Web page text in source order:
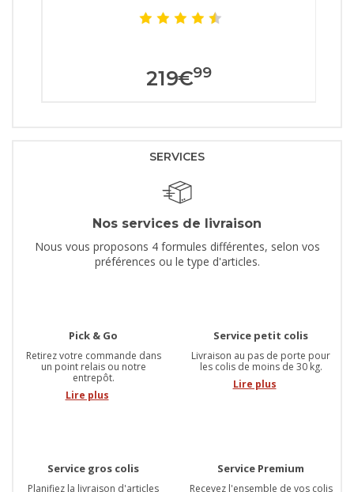
219€99
SERVICES
Nos services de livraison
Nous vous proposons 4 formules différentes, selon vos
préférences ou le type d'articles.
Pick & Go
Retirez votre commande dans
un point relais ou notre
entrepôt.
Lire plus
Service petit colis
Livraison au pas de porte pour
les colis de moins de 30 kg.
Lire plus
Service gros colis
Planifiez la livraison d'articles
Service Premium
Recevez l'ensemble de vos colis